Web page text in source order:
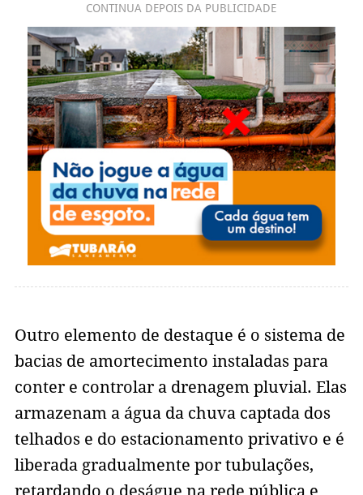
CONTINUA DEPOIS DA PUBLICIDADE
Outro elemento de destaque é o sistema de
bacias de amortecimento instaladas para
conter e controlar a drenagem pluvial. Elas
armazenam a água da chuva captada dos
telhados e do estacionamento privativo e é
liberada gradualmente por tubulações,
retardando o deságue na rede pública e